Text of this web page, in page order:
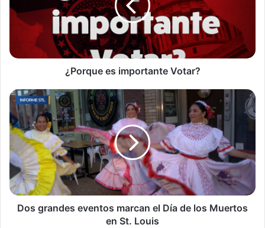
¿Porque es importante Votar?
Dos
grandes
eventos
marcan
el
Día
de
los
Muertos
enDos grandes eventos marcan el Día de los Muertos
en St. Louis